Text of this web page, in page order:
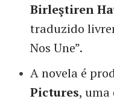
Birleştiren
traduzido
Nos Une”.
A novela é
Pictures, uma